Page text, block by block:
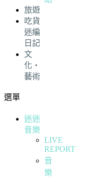
旅遊
吃貨
迷編
日記
文
化・
藝術
選單
迷迷
音樂
LIVE
REPORT
音
樂